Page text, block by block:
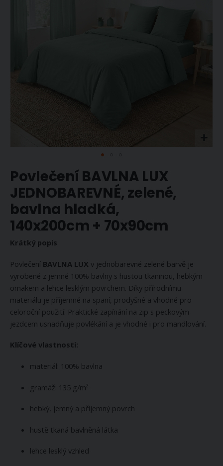
na
začátek
galerie
s
obrázky
Povlečení BAVLNA LUX
JEDNOBAREVNÉ, zelené,
bavlna hladká,
140x200cm + 70x90cm
Krátký popis
Povlečení BAVLNA LUX v jednobarevné zelené barvě je
vyrobené z jemné 100% bavlny s hustou tkaninou, hebkým
omakem a lehce lesklým povrchem. Díky přírodnímu
materiálu je příjemné na spaní, prodyšné a vhodné pro
celoroční použití. Praktické zapínání na zip s peckovým
jezdcem usnadňuje povlékání a je vhodné i pro mandlování.
Klíčové vlastnosti:
materiál: 100% bavlna
gramáž: 135 g/m²
hebký, jemný a příjemný povrch
hustě tkaná bavlněná látka
lehce lesklý vzhled